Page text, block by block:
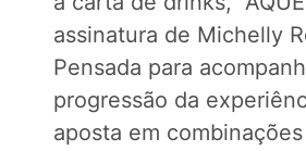
assinatura de Michelly
Pensada para
progressão da
aposta em